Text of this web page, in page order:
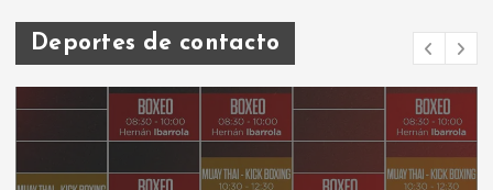
Deportes de contacto